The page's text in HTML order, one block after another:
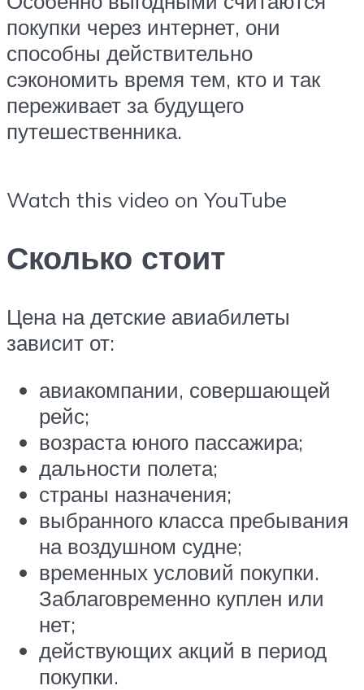
покупки через интернет, они
способны действительно
сэкономить время тем, кто и так
переживает за будущего
путешественника.
Watch this video on YouTube
Сколько стоит
Цена на детские авиабилеты
зависит от:
авиакомпании, совершающей
рейс;
возраста юного пассажира;
дальности полета;
страны назначения;
выбранного класса пребывания
на воздушном судне;
временных условий покупки.
Заблаговременно куплен или
нет;
действующих акций в период
покупки.